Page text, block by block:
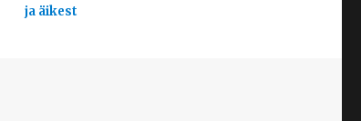
ja äikest